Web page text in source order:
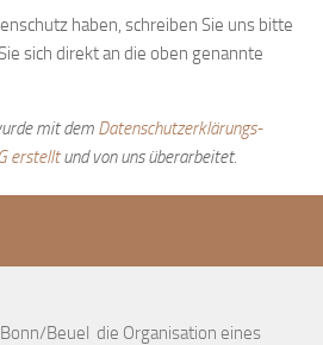
haben, schreiben Sie uns bitte
sich direkt an die oben genannte
mit dem Datenschutzerklärungs-
erstelltund von uns überarbeitet.
Beuel die Organisation eines